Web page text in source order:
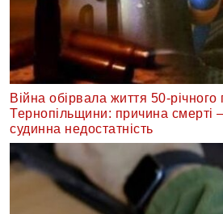
Війна обірвала життя 50-річного
Тернопільщини: причина смерті
судинна недостатність